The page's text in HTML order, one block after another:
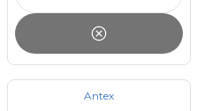
Antex